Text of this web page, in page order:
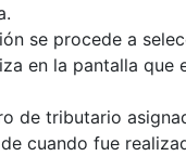
se procede a
en la pantalla
de tributario
cuando fue